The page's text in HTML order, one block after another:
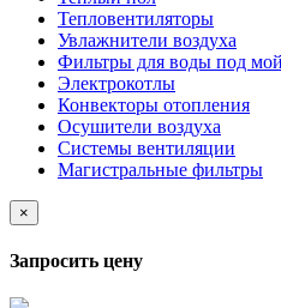
Тепловентиляторы
Увлажнители воздуха
Фильтры для воды под
Электрокотлы
Конвекторы отопления
Осушители воздуха
Системы вентиляции
Магистральные фильтры
×
Запросить цену